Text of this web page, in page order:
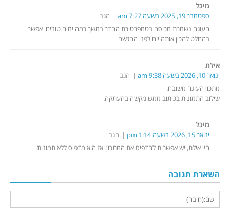
מיכל
ספטמבר 19, 2025 בשעה 7:27 am
הגב
העוגה נשמרת מכוסה בטמפרטורת החדר במשך כמה ימים טובים. אפשר
בהחלט להכין אותה יום לפני ההגשה
אילת
ינואר 10, 2026 בשעה 9:38 am
הגב
מתכון העוגה משובח.
שילוב התמונות בכיתוב ממש מקשה בהעתקה.
מיכל
ינואר 15, 2026 בשעה 1:14 pm
הגב
היי אילת, יש אפשרות להדפיס את המתכון ואז הוא מדפיס ללא תמונות.
השארת תגובה